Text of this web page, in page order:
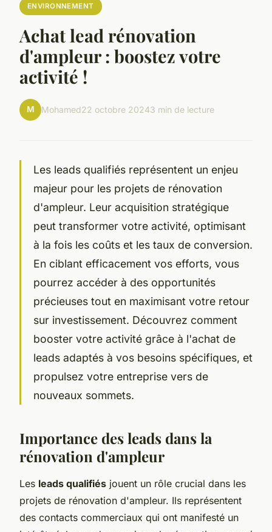
ENVIRONNEMENT
Achat lead rénovation
d'ampleur : boostez votre
activité !
M Mohamed22 octobre 20243 min de lecture
Les leads qualifiés représentent un enjeu
majeur pour les projets de rénovation
d'ampleur. Leur acquisition stratégique
peut transformer votre activité, optimisant
à la fois les coûts et les taux de conversion.
En ciblant efficacement vos efforts, vous
pourrez accéder à des opportunités
précieuses tout en maximisant votre retour
sur investissement. Découvrez comment
booster votre activité grâce à l'achat de
leads adaptés à vos besoins spécifiques, et
propulsez votre entreprise vers de
nouveaux sommets.
Importance des leads dans la
rénovation d'ampleur
Les leads qualifiés jouent un rôle crucial dans les
projets de rénovation d'ampleur. Ils représentent
des contacts commerciaux qui ont manifesté un